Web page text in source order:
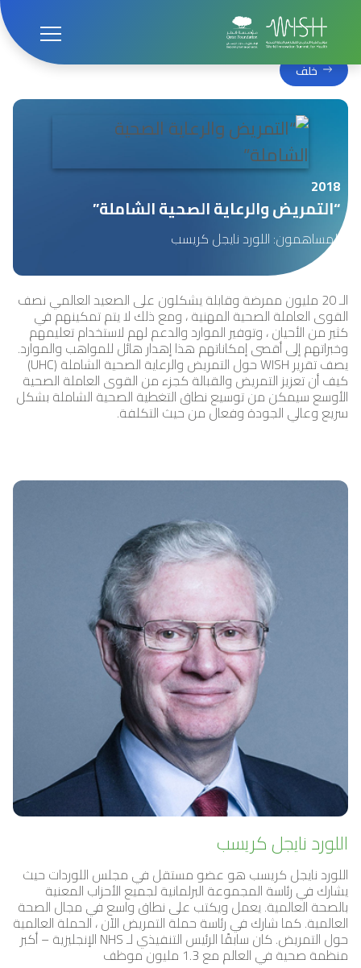
“التمريض والرعاية الصحية الشاملة”
خلف
2018
“التمريض والرعاية الصحية الشاملة”
المساهمون: اللورد نايجل كريسب
الـ 20 مليون ممرضة وقابلة يشكلون على الصعيد العالمي نصف
القوى العاملة الصحية المهنية ، ومع ذلك لا يتم تمكينهم في
كثير من الأحيان ، وتوفير الموارد والدعم لهم لاستخدام تعليمهم
وخبراتهم إلى أقصى إمكاناتهم هذا إهدار هائل للمواهب والموارد.
يصف تقرير WISH حول التمريض والرعاية الصحية الشاملة (UHC)
كيف أن تعزيز التمريض والقبالة كجزء من القوى العاملة الصحية
الأوسع سيمكن من توسيع نطاق التغطية الصحية الشاملة بشكل
سريع وعالي الجودة وفعال من حيث التكلفة.
اللورد نايجل كريسب
اللورد نايجل كريسب هو عضو مستقل في مجلس اللوردات حيث
يشارك في رئاسة المجموعة البرلمانية لجميع الأحزاب المعنية
بالصحة العالمية. يعمل ويكتب على نطاق واسع في مجال الصحة
العالمية. كما شارك في رئاسة حملة التمريض الآن ، الحملة العالمية
حول التمريض. كان سابقًا الرئيس التنفيذي لـ NHS الإنجليزية – أكبر
منظمة صحية في العالم مع 1.3 مليون موظف